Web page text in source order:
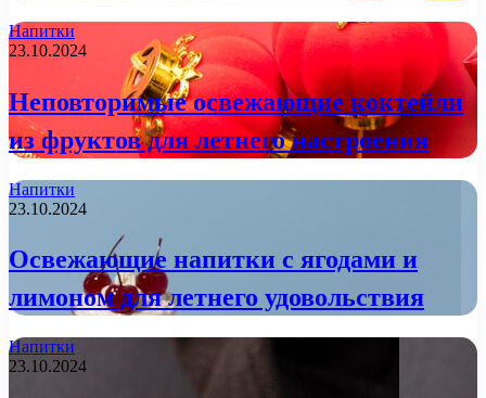
Напитки
23.10.2024
Неповторимые освежающие коктейли
из фруктов для летнего настроения
Напитки
23.10.2024
Освежающие напитки с ягодами и
лимоном для летнего удовольствия
Напитки
23.10.2024